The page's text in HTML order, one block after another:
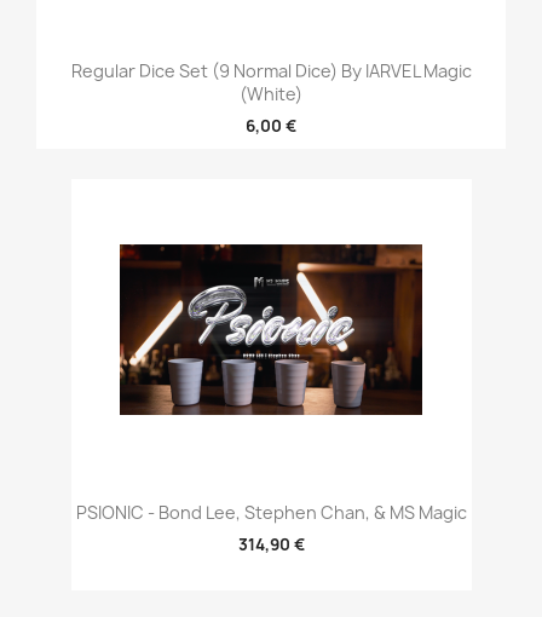
Regular Dice Set (9 Normal Dice) By IARVEL Magic
(White)
6,00 €
PSIONIC - Bond Lee, Stephen Chan, & MS Magic
314,90 €